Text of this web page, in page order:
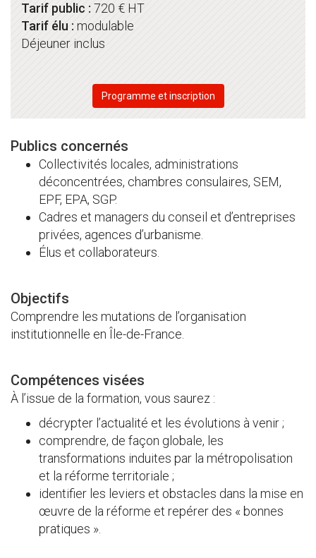
Tarif public :720 € HT
Tarif élu : modulable
Déjeuner inclus
Programme et inscription
Publics concernés
Collectivités locales, administrations
déconcentrées, chambres consulaires, SEM,
EPF, EPA, SGP.
Cadres et managers du conseil et d’entreprises
privées, agences d’urbanisme.
Élus et collaborateurs.
Objectifs
Comprendre les mutations de l’organisation
institutionnelle en Île-de-France.
Compétences visées
À l’issue de la formation, vous saurez :
décrypter l’actualité et les évolutions à venir ;
comprendre, de façon globale, les
transformations induites par la métropolisation
et la réforme territoriale ;
identifier les leviers et obstacles dans la mise en
œuvre de la réforme et repérer des « bonnes
pratiques ».